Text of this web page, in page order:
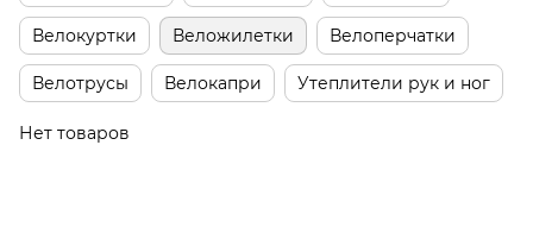
Велокуртки Веложилетки Велоперчатки
Велотрусы Велокапри Утеплители рук и ног
Нет товаров